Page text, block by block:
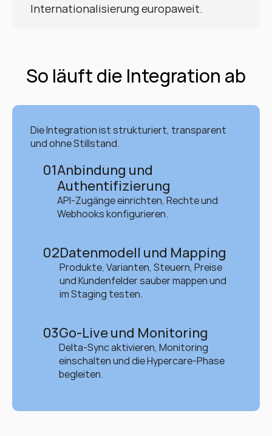
Internationalisierung europaweit.
So läuft die Integration ab
Die Integration ist strukturiert, transparent
und ohne Stillstand.
01Anbindung und
Authentifizierung
API-Zugänge einrichten, Rechte und
Webhooks konfigurieren.
02Datenmodell und Mapping
Produkte, Varianten, Steuern, Preise
und Kundenfelder sauber mappen und
im Staging testen.
03Go-Live und Monitoring
Delta-Sync aktivieren, Monitoring
einschalten und die Hypercare-Phase
begleiten.